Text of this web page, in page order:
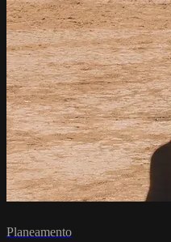
Planeamento